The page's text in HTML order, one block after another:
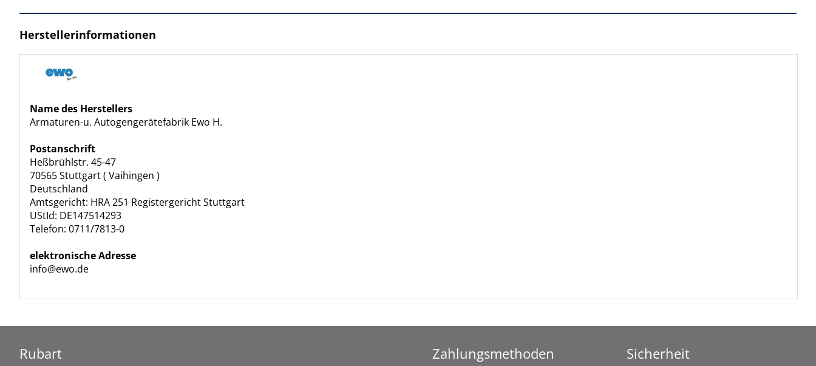
Herstellerinformationen
Name des Herstellers
Armaturen-u. Autogengerätefabrik Ewo H.
Postanschrift
Heßbrühlstr. 45-47
70565 Stuttgart ( Vaihingen )
Deutschland
Amtsgericht: HRA 251 Registergericht Stuttgart
UStId: DE147514293
Telefon: 0711/7813-0
elektronische Adresse
info@ewo.de
Rubart Zahlungsmethoden Sicherheit